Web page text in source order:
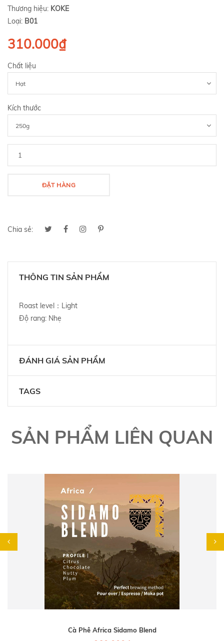
Thương hiệu: KOKE
Loại: B01
310.000₫
Chất liệu
Kích thước
ĐẶT HÀNG
Chia sẻ:
THÔNG TIN SẢN PHẨM
Roast level：Light
Độ rang: Nhẹ
ĐÁNH GIÁ SẢN PHẨM
TAGS
SẢN PHẨM LIÊN QUAN
Cà Phê Africa Sidamo Blend